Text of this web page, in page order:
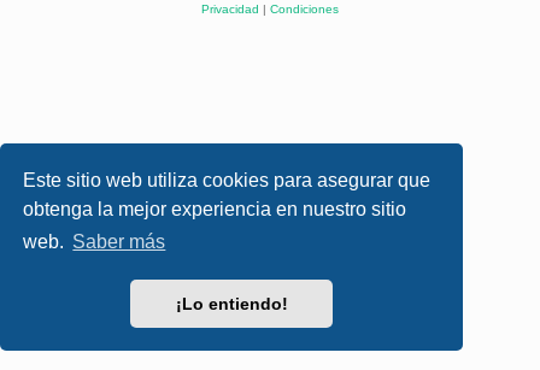
Este sitio web utiliza cookies para asegurar que
obtenga la mejor experiencia en nuestro sitio
web. Saber más
¡Lo entiendo!
Privacidad | Condiciones